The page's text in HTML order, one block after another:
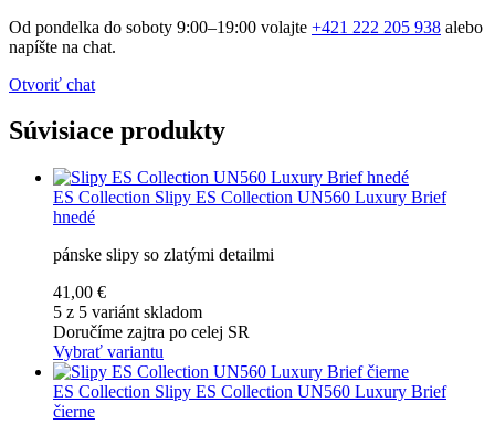
Od pondelka do soboty 9:00–19:00 volajte +421 222 205 938 alebo
napíšte na chat.
Otvoriť chat
Súvisiace produkty
ES Collection Slipy ES Collection UN560 Luxury Brief
hnedé
pánske slipy so zlatými detailmi
41,00 €
5 z 5 variánt skladom
Doručíme zajtra po celej SR
Vybrať variantu
ES Collection Slipy ES Collection UN560 Luxury Brief
čierne